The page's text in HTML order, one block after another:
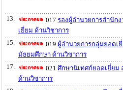
13. 017 รองผู้อำนวยการสำนัก
เยี่ยม ด้านวิชาการ
15.
019 ผู้อำนวยการกลุ่มยอดเ
มัธยมศึกษา ด้านวิชาการ
17.
021 ศึกษานิเทศก์ยอดเยี่ยม
ด้านวิชาการ